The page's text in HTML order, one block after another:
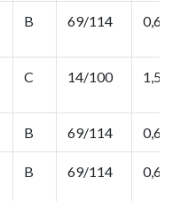
B 69/114 0,6
C 14/100 1,5
B 69/114 0,6
B 69/114 0,6